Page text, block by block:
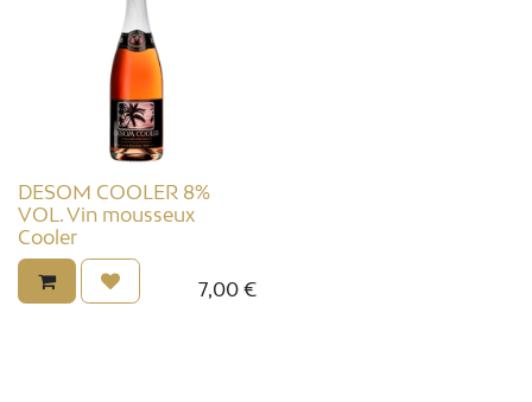
DESOM COOLER 8%
VOL. Vin mousseux
Cooler
7,00€